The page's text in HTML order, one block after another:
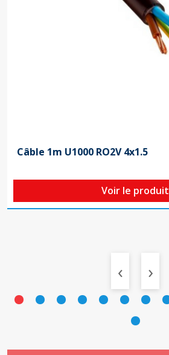
Câble 1m U1000 RO2V 4x1.5
Voir le produit
‹ ›